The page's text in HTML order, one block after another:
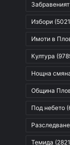
Избори
Имоти в
Култура
Нощна
Община
Под небето
Разследване
Темида